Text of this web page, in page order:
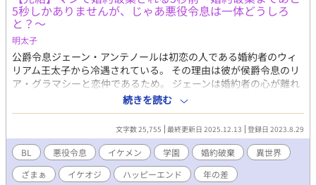
5秒しかありませんが、じゃあ悪役令息は一体どうしろ
と？〜
明太子
公爵令息ジェーン・アンテノールは初恋の人である婚約者のウィ
リアム王太子から冷遇されている。 その理由は彼が侯爵令息のリ
ア・グラマシーと恋仲であるため。 ジェーンは婚約者の心が離れ
ていることを寂しく思いながらも卒業パーティーに出席する。 し
かし、その場で彼はひょんなことから自身がリアを主人公とした
物語（BLゲーム）の悪役だと気付く。 そしてこの後すぐにウィリ
アムから婚約破棄されることも。 婚約破棄まであと5秒しかあり
ませんが、じゃあ一体どうしろと？ シナリオから外れたジェーン
の行動は登場人物たちに思わぬ影響を与えていくことに。 ※小説
家になろうにも掲載しております。
続きを読む
文字数 25,755 最終更新日 2025.12.13 登録日 2023.8.29
BL 悪役令息 イケメン 学園 婚約破棄
異世界
ざまぁ
イケオジ ハッピーエンド 年の差